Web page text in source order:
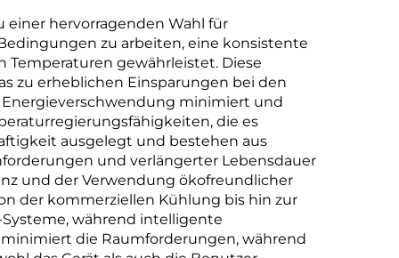
hervorragenden Wahl für
zu arbeiten, eine konsistente
Temperaturen gewährleistet. Diese
zu erheblichen Einsparungen bei den
minimiert und
die es
ausgelegt und bestehen aus
und verlängerter Lebensdauer
und der Verwendung ökofreundlicher
der kommerziellen Kühlung bis hin zur
während intelligente
die Raumforderungen, während